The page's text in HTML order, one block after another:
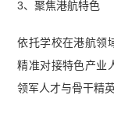
3、聚焦港航特色
依托学校在港航领
精准对接特色产业
领军人才与骨干精英